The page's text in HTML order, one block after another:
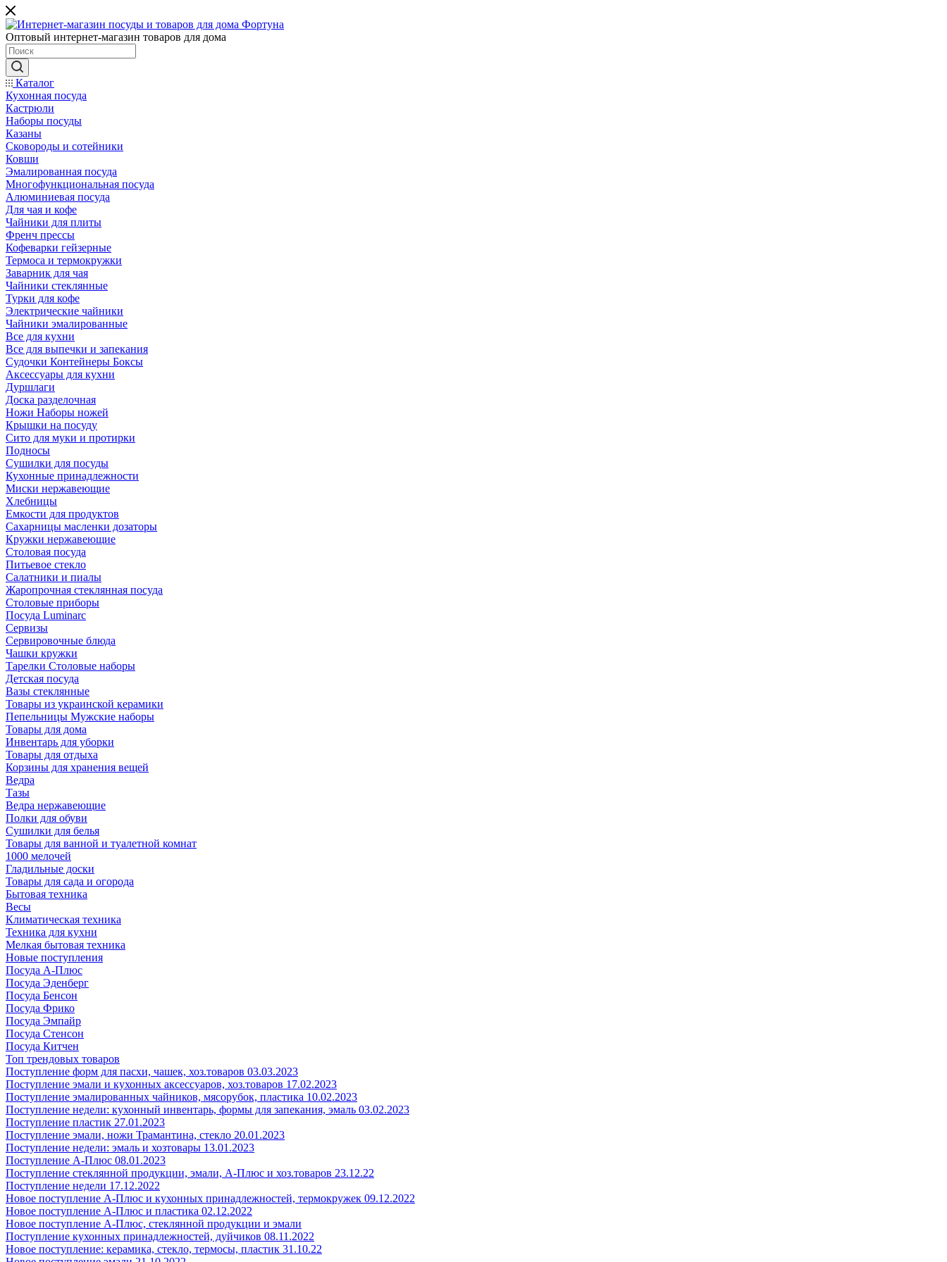
Оптовый интернет-магазин товаров для дома
Каталог
Кухонная посуда
Кастрюли
Наборы посуды
Казаны
Сковороды и сотейники
Ковши
Эмалированная посуда
Многофункциональная посуда
Алюминиевая посуда
Для чая и кофе
Чайники для плиты
Френч прессы
Кофеварки гейзерные
Термоса и термокружки
Заварник для чая
Чайники стеклянные
Турки для кофе
Электрические чайники
Чайники эмалированные
Все для кухни
Все для выпечки и запекания
Судочки Контейнеры Боксы
Аксессуары для кухни
Дуршлаги
Доска разделочная
Ножи Наборы ножей
Крышки на посуду
Сито для муки и протирки
Подносы
Сушилки для посуды
Кухонные принадлежности
Миски нержавеющие
Хлебницы
Емкости для продуктов
Сахарницы масленки дозаторы
Кружки нержавеющие
Столовая посуда
Питьевое стекло
Салатники и пиалы
Жаропрочная стеклянная посуда
Столовые приборы
Посуда Luminarс
Сервизы
Сервировочные блюда
Чашки кружки
Тарелки Столовые наборы
Детская посуда
Вазы стеклянные
Товары из украинской керамики
Пепельницы Мужские наборы
Товары для дома
Инвентарь для уборки
Товары для отдыха
Корзины для хранения вещей
Ведра
Тазы
Ведра нержавеющие
Полки для обуви
Сушилки для белья
Товары для ванной и туалетной комнат
1000 мелочей
Гладильные доски
Товары для сада и огорода
Бытовая техника
Весы
Климатическая техника
Техника для кухни
Мелкая бытовая техника
Новые поступления
Посуда А-Плюс
Посуда Эденберг
Посуда Бенсон
Посуда Фрико
Посуда Эмпайр
Посуда Стенсон
Посуда Китчен
Топ трендовых товаров
Поступление форм для пасхи, чашек, хоз.товаров 03.03.2023
Поступление эмали и кухонных аксессуаров, хоз.товаров 17.02.2023
Поступление эмалированных чайников, мясорубок, пластика 10.02.2023
Поступление недели: кухонный инвентарь, формы для запекания, эмаль 03.02.2023
Поступление пластик 27.01.2023
Поступление эмали, ножи Трамантина, стекло 20.01.2023
Поступление недели: эмаль и хозтовары 13.01.2023
Поступление А-Плюс 08.01.2023
Поступление стеклянной продукции, эмали, А-Плюс и хоз.товаров 23.12.22
Поступление недели 17.12.2022
Новое поступление А-Плюс и кухонных принадлежностей, термокружек 09.12.2022
Новое поступление А-Плюс и пластика 02.12.2022
Новое поступление А-Плюс, стеклянной продукции и эмали
Поступление кухонных принадлежностей, дуйчиков 08.11.2022
Новое поступление: керамика, стекло, термосы, пластик 31.10.22